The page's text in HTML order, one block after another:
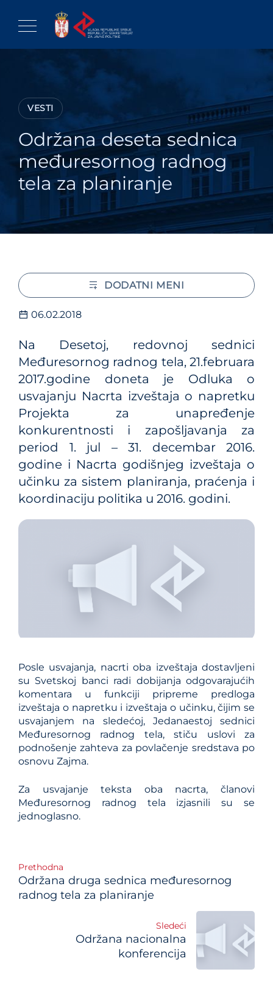
content
VESTI
Održana deseta sednica
međuresornog radnog
tela za planiranje
06.02.2018
Na Desetoj, redovnoj sednici
Međuresornog radnog tela, 21.februara
2017.godine doneta je Odluka o
usvajanju Nacrta izveštaja o napretku
Projekta za unapređenje
konkurentnosti i zapošljavanja za
period 1. jul – 31. decembar 2016.
godine i Nacrta godišnjeg izveštaja o
učinku za sistem planiranja, praćenja i
koordinaciju politika u 2016. godini.
Posle usvajanja, nacrti oba izveštaja dostavljeni
su Svetskoj banci radi dobijanja odgovarajućih
komentara u funkciji pripreme predloga
izveštaja o napretku i izveštaja o učinku, čijim se
usvajanjem na sledećoj, Jedanaestoj sednici
Međuresornog radnog tela, stiču uslovi za
podnošenje zahteva za povlačenje sredstava po
osnovu Zajma.
Za usvajanje teksta oba nacrta, članovi
Međuresornog radnog tela izjasnili su se
jednoglasno.
Post
navigation
Prethodna
Održana druga sednica međuresornog
radnog tela za planiranje
Sledeći
Održana nacionalna
konferencija
DODATNI MENI